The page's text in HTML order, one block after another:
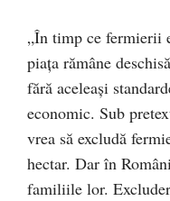
„În timp ce fermierii
piața rămâne
fără aceleași
economic. Sub
vrea să excludă
hectar. Dar în
familiile lor.